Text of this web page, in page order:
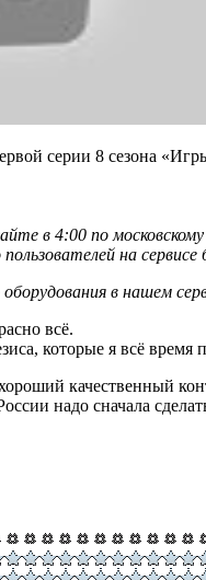
серии 8 сезона
в 4:00 по
на
в нашем
всё.
которые я всё время
качественный
надо сначала